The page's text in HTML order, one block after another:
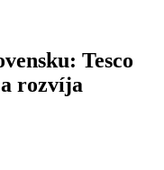
Tesco
rozvíja